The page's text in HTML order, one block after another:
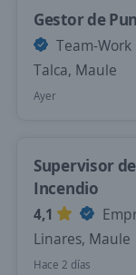
Gestor de
Team-Work
Talca, Maule
Ayer
Supervisor
Incendio
4,1
Linares, Maule
Hace 2 días